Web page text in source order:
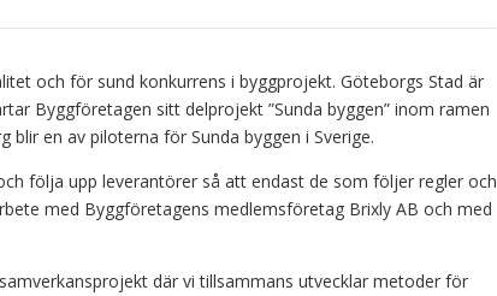
och för sund konkurrens i byggprojekt. Göteborgs Stad är
Byggföretagen sitt delprojekt ”Sunda byggen” inom ramen
en av piloterna för Sunda byggen i Sverige.
följa upp leverantörer så att endast de som följer regler och
med Byggföretagens medlemsföretag Brixly AB och med
där vi tillsammans utvecklar metoder för